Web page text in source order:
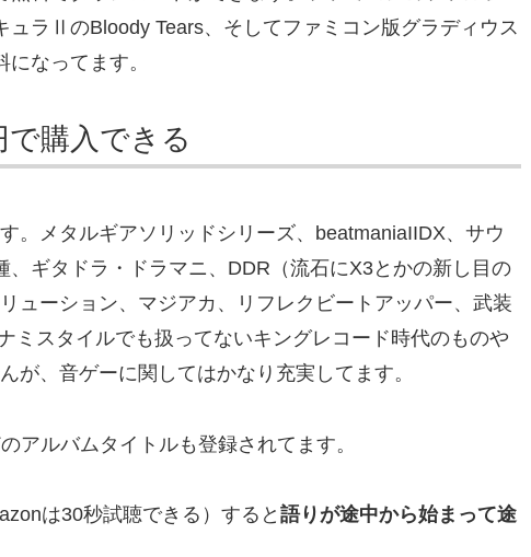
ュラⅡのBloody Tears、そしてファミコン版グラディウス
なってます。
購入できる
。メタルギアソリッドシリーズ、beatmaniaIIDX、サウ
、ギタドラ・ドラマニ、DDR（流石にX3とかの新し目の
ューション、マジアカ、リフレクビートアッパー、武装
スタイルでも扱ってないキングレコード時代のものや
が、音ゲーに関してはかなり充実してます。
アルバムタイトルも登録されてます。
は30秒試聴できる）すると 語りが途中から始まって途